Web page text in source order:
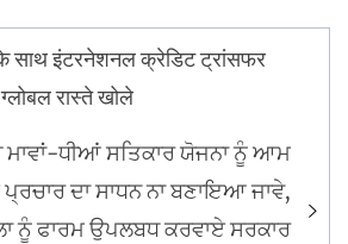
साथ इंटरनेशनल क्रेडिट ट्रांसफर
रास्ते खोले
ਮਾਵਾਂ-ਧੀਆਂ ਸਤਿਕਾਰ ਯੋਜਨਾ ਨੂੰ ਆਮ
ਦਾ ਸਾਧਨ ਨਾ ਬਣਾਇਆ ਜਾਵੇ,
ਨੂੰ ਫਾਰਮ ਉਪਲਬਧ ਕਰਵਾਏ ਸਰਕਾਰ